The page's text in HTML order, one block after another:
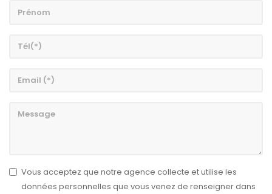
Vous acceptez que notre agence collecte et utilise les
données personnelles que vous venez de renseigner dans